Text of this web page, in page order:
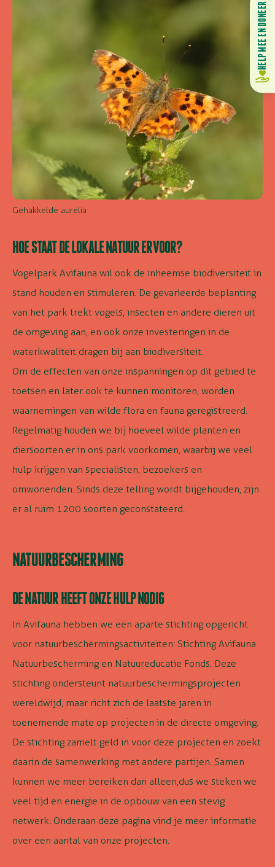
Gehakkelde aurelia
HOE STAAT DE LOKALE NATUUR ERVOOR?
Vogelpark Avifauna wil ook de inheemse biodiversiteit in
stand houden en stimuleren. De gevarieerde beplanting
van het park trekt vogels, insecten en andere dieren uit
de omgeving aan, en ook onze investeringen in de
waterkwaliteit dragen bij aan biodiversiteit.
Om de effecten van onze inspanningen op dit gebied te
toetsen en later ook te kunnen monitoren, worden
waarnemingen van wilde flora en fauna geregistreerd.
Regelmatig houden we bij hoeveel wilde planten en
diersoorten er in ons park voorkomen, waarbij we veel
hulp krijgen van specialisten, bezoekers en
omwonenden. Sinds deze telling wordt bijgehouden, zijn
er al ruim 1200 soorten geconstateerd.
NATUURBESCHERMING
DE NATUUR HEEFT ONZE HULP NODIG
In Avifauna hebben we een aparte stichting opgericht
voor natuurbeschermingsactiviteiten: Stichting Avifauna
Natuurbescherming en Natuureducatie Fonds. Deze
stichting ondersteunt natuurbeschermingsprojecten
wereldwijd, maar richt zich de laatste jaren in
toenemende mate op projecten in de directe omgeving.
De stichting zamelt geld in voor deze projecten en zoekt
daarin de samenwerking met andere partijen. Samen
kunnen we meer bereiken dan alleen,dus we steken we
veel tijd en energie in de opbouw van een stevig
netwerk. Onderaan deze pagina vind je meer informatie
over een aantal van onze projecten.
HELP MEE EN DONEER